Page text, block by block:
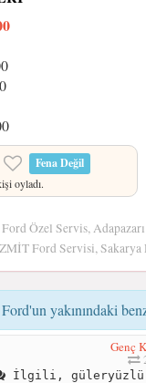
Fena Değil
oyladı.
Özel Servis,
Ford Servisi,
yakınındaki
Genç
İlgili,